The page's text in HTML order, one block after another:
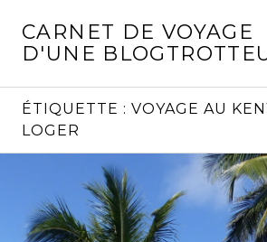
contenu
CARNET DE VOYAGE
D'UNE
ÉTIQUETTE : VOYAGE AU
LOGER